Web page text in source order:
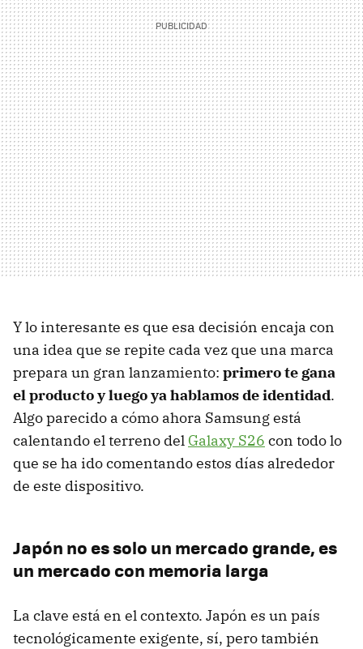
Y lo interesante es que esa decisión encaja con
una idea que se repite cada vez que una marca
prepara un gran lanzamiento: primero te gana
el producto y luego ya hablamos de identidad.
Algo parecido a cómo ahora Samsung está
calentando el terreno del Galaxy S26 con todo lo
que se ha ido comentando estos días alrededor
de este dispositivo.
Japón no es solo un mercado grande, es
un mercado con memoria larga
La clave está en el contexto. Japón es un país
tecnológicamente exigente, sí, pero también